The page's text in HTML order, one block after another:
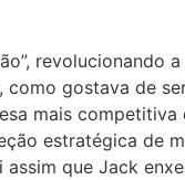
revolucionando
gostava de
mais
estratégica de
que Jack